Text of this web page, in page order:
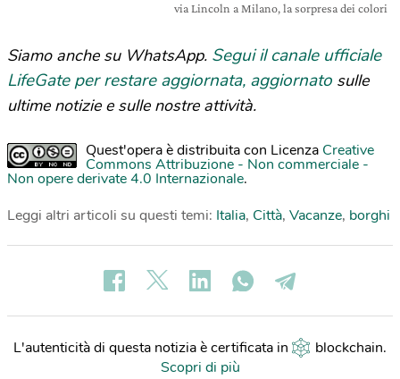
via Lincoln a Milano, la sorpresa dei colori
Siamo anche su WhatsApp. Segui il canale ufficiale
LifeGate per restare aggiornata, aggiornato sulle
ultime notizie e sulle nostre attività.
Quest'opera è distribuita con Licenza Creative
Commons Attribuzione - Non commerciale -
Non opere derivate 4.0 Internazionale.
Leggi altri articoli su questi temi: Italia, Città, Vacanze, borghi
L'autenticità di questa notizia è certificata in blockchain.
Scopri di più